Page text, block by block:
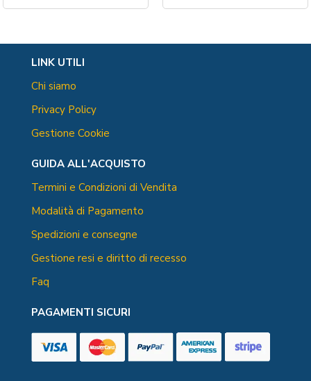
LINK UTILI
Chi siamo
Privacy Policy
Gestione Cookie
GUIDA ALL'ACQUISTO
Termini e Condizioni di Vendita
Modalità di Pagamento
Spedizioni e consegne
Gestione resi e diritto di recesso
Faq
PAGAMENTI SICURI